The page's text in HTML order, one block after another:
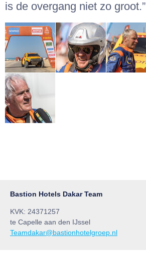
is de overgang niet zo groot.”
Bastion Hotels Dakar Team
KVK: 24371257
te Capelle aan den IJssel
Teamdakar@bastionhotelgroep.nl